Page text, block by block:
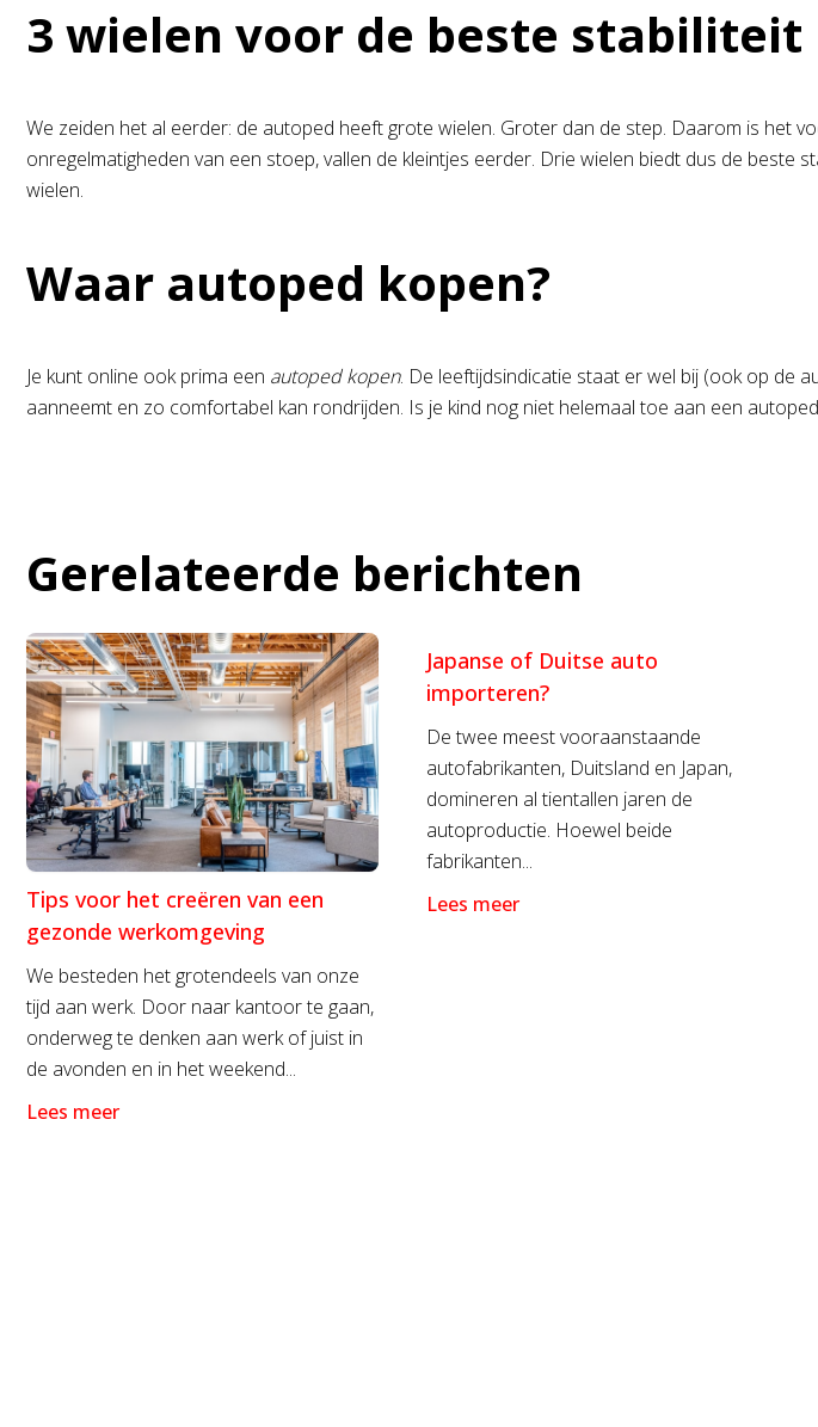
3 wielen voor de beste stabiliteit
We zeiden het al eerder: de autoped heeft grote wielen. Groter dan de step. Daarom is het
onregelmatigheden van een stoep, vallen de kleintjes eerder. Drie wielen biedt dus de beste
wielen.
Waar autoped kopen?
Je kunt online ook prima een autoped kopen. De leeftijdsindicatie staat er wel bij (ook op de
aanneemt en zo comfortabel kan rondrijden. Is je kind nog niet helemaal toe aan een
Gerelateerde berichten
Tips voor het creëren van een
gezonde werkomgeving
We besteden het grotendeels van onze
tijd aan werk. Door naar kantoor te gaan,
onderweg te denken aan werk of juist in
de avonden en in het weekend...
Lees meer
Japanse of Duitse auto
importeren?
De twee meest vooraanstaande
autofabrikanten, Duitsland en Japan,
domineren al tientallen jaren de
autoproductie. Hoewel beide
fabrikanten...
Lees meer